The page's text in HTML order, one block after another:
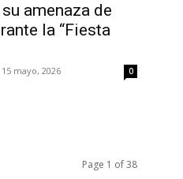
amenaza de
la “Fiesta
15 mayo, 2026 0
Page 1 of 38